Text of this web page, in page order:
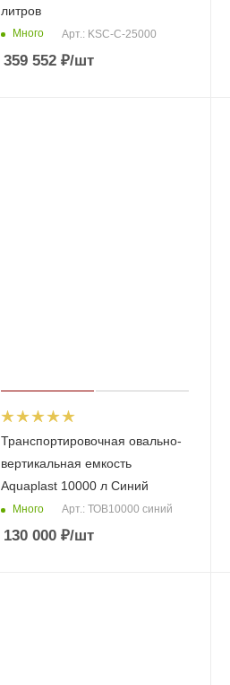
литров
Много Арт.: KSC-C-25000
359 552₽/шт
Транспортировочная овально-
вертикальная емкость
Aquaplast 10000 л Синий
Много Арт.: ТОВ10000 синий
130 000₽/шт